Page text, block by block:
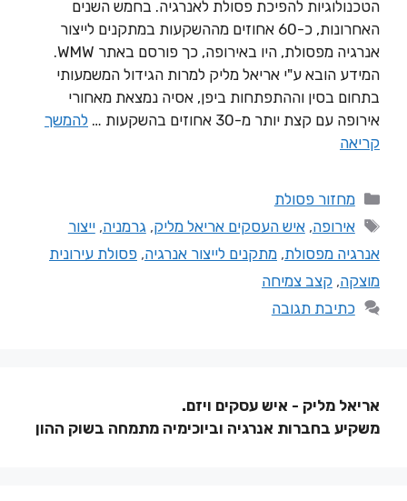
הטכנולוגיות להפיכת פסולת לאנרגיה. בחמש השנים
האחרונות, כ-60 אחוזים מההשקעות במתקנים לייצור
אנרגיה מפסולת, היו באירופה, כך פורסם באתר WMW.
המידע הובא ע"י אריאל מליק למרות הגידול המשמעותי
בתחום בסין וההתפתחות ביפן, אסיה נמצאת מאחורי
אירופה עם קצת יותר מ-30 אחוזים בהשקעות …
להמשך
קריאה
מחזור פסולת
אירופה,איש העסקים אריאל מליק,גרמניה,ייצור
אנרגיה מפסולת, מתקנים לייצור אנרגיה, פסולת עירונית
מוצקה, קצב צמיחה
כתיבת תגובה
אריאל מליק - איש עסקים ויזם.
משקיע בחברות אנרגיה וביוכימיה מתמחה בשוק ההון